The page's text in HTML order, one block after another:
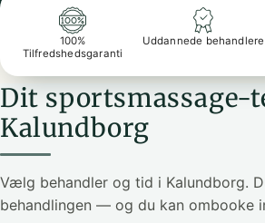
100%
Tilfredshedsgaranti
Uddannede behandlere
Dit sportsmassage-
Kalundborg
Vælg behandler og tid i Kalundborg.
behandlingen — og du kan ombooke